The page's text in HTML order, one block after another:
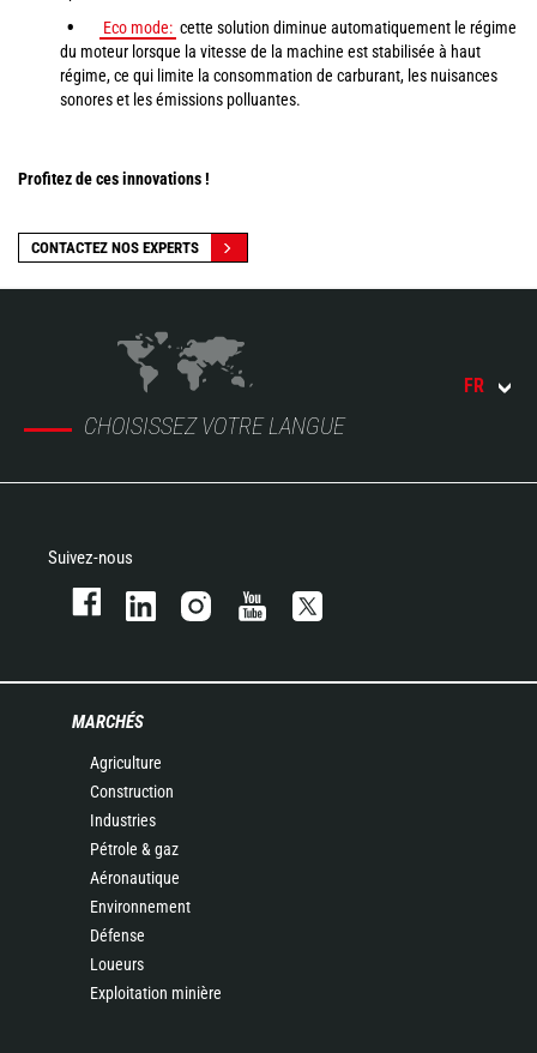
Eco mode: cette solution diminue automatiquement le régime
du moteur lorsque la vitesse de la machine est stabilisée à haut
régime, ce qui limite la consommation de carburant, les nuisances
sonores et les émissions polluantes.
Profitez de ces innovations !
CONTACTEZ NOS EXPERTS
CHOISISSEZ VOTRE LANGUE
FR
Suivez-nous
MARCHÉS
Agriculture
Construction
Industries
Pétrole & gaz
Aéronautique
Environnement
Défense
Loueurs
Exploitation minière